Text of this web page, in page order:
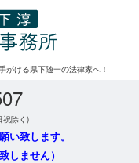
がける県下随一の法律家へ！
除く)
い致します。
しません）